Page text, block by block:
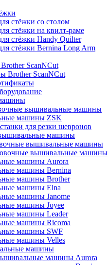
стёжки со столом
стёжки на квилт-раме
стёжки Handy Quilter
стёжки Bernina Long Arm
ScanNCut
Brother ScanNCut
вышивальные машины
машины ZSK
для резки шевронов
машины
вышивальные машины
вышивальные машины
машины Aurora
машины Bernina
машины Brother
машины Elna
машины Janome
машины Joyee
машины Leader
машины Ricoma
машины SWF
машины Velles
машины
машины Aurora